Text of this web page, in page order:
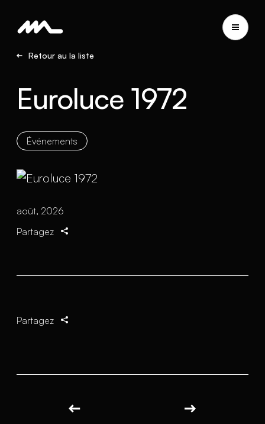
Retour au la liste
Euroluce 1972
Événements
août, 2026
Partagez
Partagez